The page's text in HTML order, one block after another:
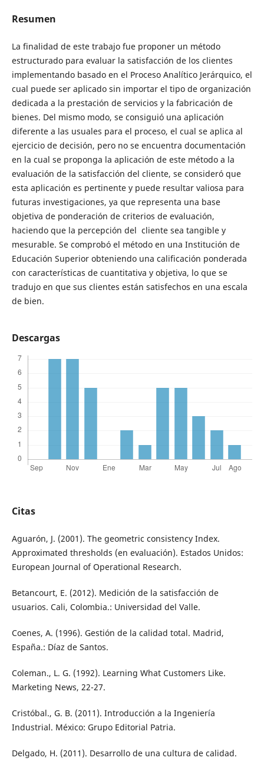
Resumen
La finalidad de este trabajo fue proponer un método
estructurado para evaluar la satisfacción de los clientes
implementando basado en el Proceso Analítico Jerárquico, el
cual puede ser aplicado sin importar el tipo de organización
dedicada a la prestación de servicios y la fabricación de
bienes. Del mismo modo, se consiguió una aplicación
diferente a las usuales para el proceso, el cual se aplica al
ejercicio de decisión, pero no se encuentra documentación
en la cual se proponga la aplicación de este método a la
evaluación de la satisfacción del cliente, se consideró que
esta aplicación es pertinente y puede resultar valiosa para
futuras investigaciones, ya que representa una base
objetiva de ponderación de criterios de evaluación,
haciendo que la percepción del cliente sea tangible y
mesurable. Se comprobó el método en una Institución de
Educación Superior obteniendo una calificación ponderada
con características de cuantitativa y objetiva, lo que se
tradujo en que sus clientes están satisfechos en una escala
de bien.
Descargas
Citas
Aguarón, J. (2001). The geometric consistency Index.
Approximated thresholds (en evaluación). Estados Unidos:
European Journal of Operational Research.
Betancourt, E. (2012). Medición de la satisfacción de
usuarios. Cali, Colombia.: Universidad del Valle.
Coenes, A. (1996). Gestión de la calidad total. Madrid,
España.: Díaz de Santos.
Coleman., L. G. (1992). Learning What Customers Like.
Marketing News, 22-27.
Cristóbal., G. B. (2011). Introducción a la Ingeniería
Industrial. México: Grupo Editorial Patria.
Delgado, H. (2011). Desarrollo de una cultura de calidad.